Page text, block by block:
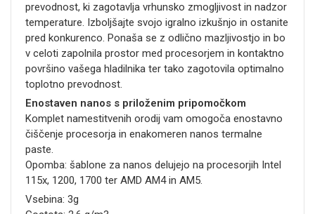
prevodnost, ki zagotavlja vrhunsko zmogljivost in nadzor
temperature. Izboljšajte svojo igralno izkušnjo in ostanite
pred konkurenco. Ponaša se z odlično mazljivostjo in bo
v celoti zapolnila prostor med procesorjem in kontaktno
površino vašega hladilnika ter tako zagotovila optimalno
toplotno prevodnost.
Enostaven nanos s priloženim pripomočkom
Komplet namestitvenih orodij vam omogoča enostavno
čiščenje procesorja in enakomeren nanos termalne
paste.
Opomba: šablone za nanos delujejo na procesorjih Intel
115x, 1200, 1700 ter AMD AM4 in AM5.
Vsebina: 3g